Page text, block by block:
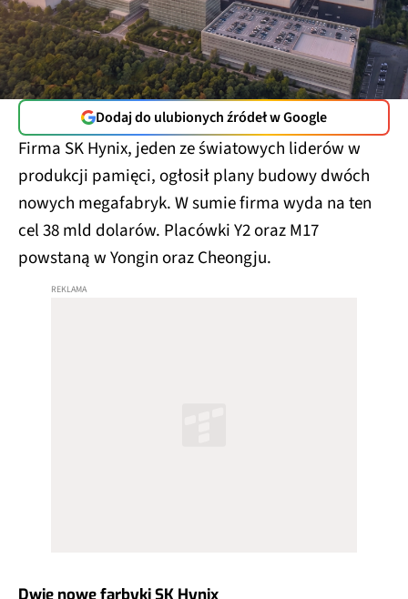
Dodaj do ulubionych źródeł w Google
Firma SK Hynix, jeden ze światowych liderów w
produkcji pamięci, ogłosił plany budowy dwóch
nowych megafabryk. W sumie firma wyda na ten
cel 38 mld dolarów. Placówki Y2 oraz M17
powstaną w Yongin oraz Cheongju.
Dwie nowe farbyki SK Hynix